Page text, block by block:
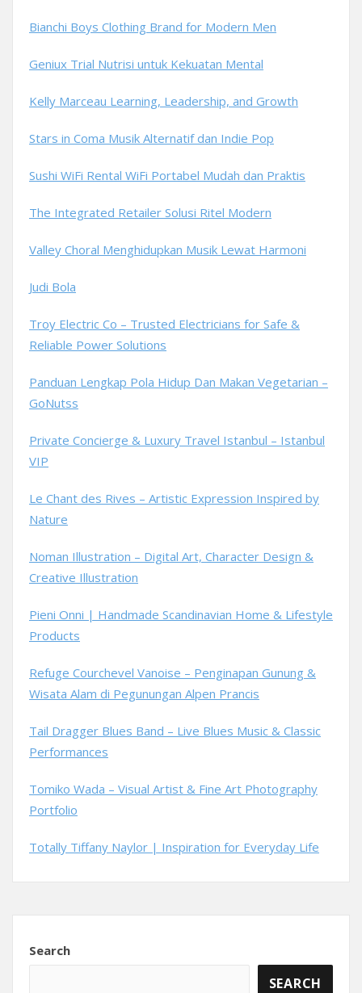
Bianchi Boys Clothing Brand for Modern Men
Geniux Trial Nutrisi untuk Kekuatan Mental
Kelly Marceau Learning, Leadership, and Growth
Stars in Coma Musik Alternatif dan Indie Pop
Sushi WiFi Rental WiFi Portabel Mudah dan Praktis
The Integrated Retailer Solusi Ritel Modern
Valley Choral Menghidupkan Musik Lewat Harmoni
Judi Bola
Troy Electric Co – Trusted Electricians for Safe &
Reliable Power Solutions
Panduan Lengkap Pola Hidup Dan Makan Vegetarian –
GoNutss
Private Concierge & Luxury Travel Istanbul – Istanbul
VIP
Le Chant des Rives – Artistic Expression Inspired by
Nature
Noman Illustration – Digital Art, Character Design &
Creative Illustration
Pieni Onni | Handmade Scandinavian Home & Lifestyle
Products
Refuge Courchevel Vanoise – Penginapan Gunung &
Wisata Alam di Pegunungan Alpen Prancis
Tail Dragger Blues Band – Live Blues Music & Classic
Performances
Tomiko Wada – Visual Artist & Fine Art Photography
Portfolio
Totally Tiffany Naylor | Inspiration for Everyday Life
Search
SEARCH